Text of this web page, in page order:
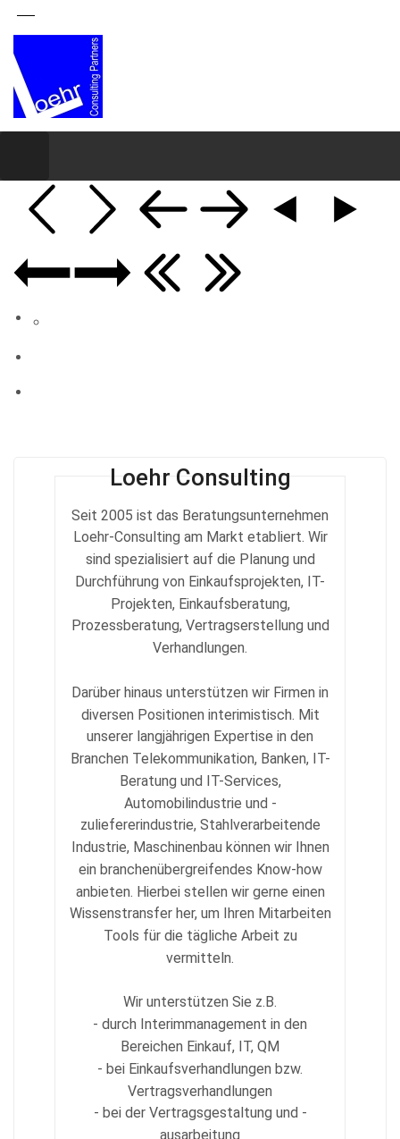
Loehr Consulting
Seit 2005 ist das Beratungsunternehmen
Loehr-Consulting am Markt etabliert. Wir
sind spezialisiert auf die Planung und
Durchführung von Einkaufsprojekten, IT-
Projekten, Einkaufsberatung,
Prozessberatung, Vertragserstellung und
Verhandlungen.
Darüber hinaus unterstützen wir Firmen in
diversen Positionen interimistisch. Mit
unserer langjährigen Expertise in den
Branchen Telekommunikation, Banken, IT-
Beratung und IT-Services,
Automobilindustrie und -
zuliefererindustrie, Stahlverarbeitende
Industrie, Maschinenbau können wir Ihnen
ein branchenübergreifendes Know-how
anbieten. Hierbei stellen wir gerne einen
Wissenstransfer her, um Ihren Mitarbeiten
Tools für die tägliche Arbeit zu
vermitteln.
Wir unterstützen Sie z.B.
- durch Interimmanagement in den
Bereichen Einkauf, IT, QM
- bei Einkaufsverhandlungen bzw.
Vertragsverhandlungen
- bei der Vertragsgestaltung und -
ausarbeitung